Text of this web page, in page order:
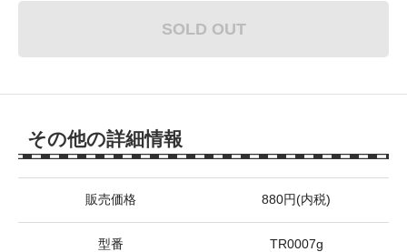
SOLD OUT
その他の詳細情報
販売価格 880円(内税)
型番 TR0007g